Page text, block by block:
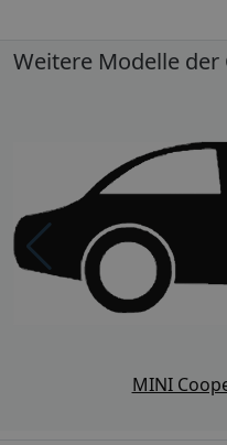
Weitere Modelle der
MINI